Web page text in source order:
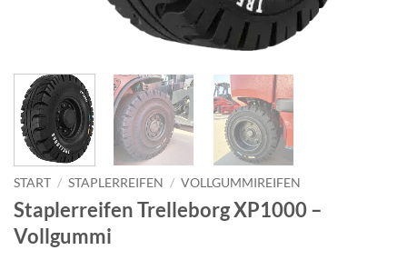
START / STAPLERREIFEN / VOLLGUMMIREIFEN
Staplerreifen Trelleborg XP1000 –
Vollgummi